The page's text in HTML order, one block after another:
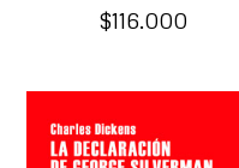
$116.000